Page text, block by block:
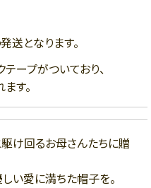
となります。
ープがついており、
す。
け回るお母さんたちに贈
い愛に満ちた帽子を。